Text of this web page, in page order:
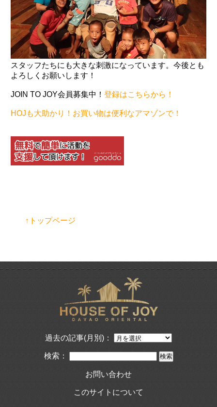
スタッフたちにも大きな刺激になっています。今後とも
よろしくお願いします！
JOIN TO JOY会員募集中！登録はこちらから！
HOJも大助かり！お買い物は便利なアマゾンで！
↑トップページ
過去の記事(月別)：
検索：
お問い合わせ
このサイトについて